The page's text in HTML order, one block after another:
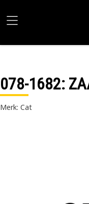
078-1682:
Merk: Cat